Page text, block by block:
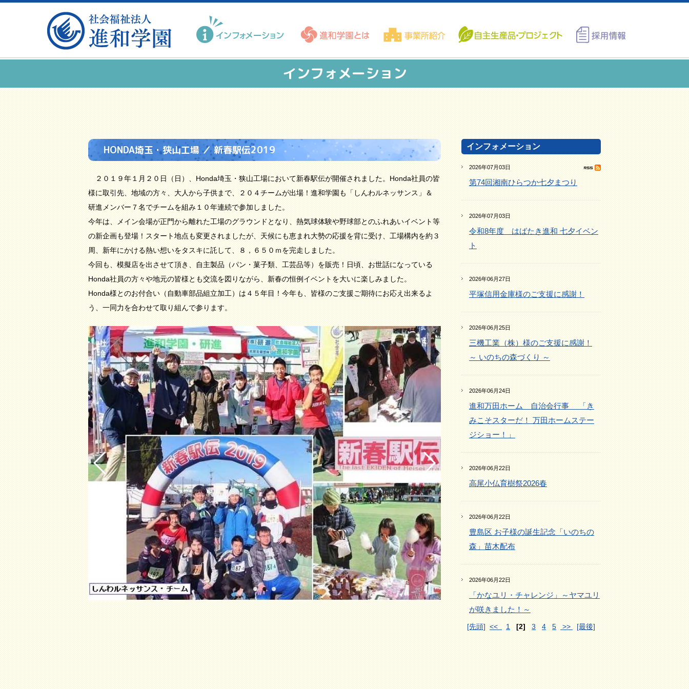
インフォメーション
HONDA埼玉・狭山工場 ／ 新春駅伝2019
２０１９年１月２０日（日）、Honda埼玉・狭山工場において新春駅伝が開催されました。Honda社員の皆
様に取引先、地域の方々、大人から子供まで、２０４チームが出場！進和学園も「しんわルネッサンス」＆
研進メンバー７名でチームを組み１０年連続で参加しました。
今年は、メイン会場が正門から離れた工場のグラウンドとなり、熱気球体験や野球部とのふれあいイベント等
の新企画も登場！スタート地点も変更されましたが、天候にも恵まれ大勢の応援を背に受け、工場構内を約３
周、新年にかける熱い想いをタスキに託して、８，６５０ｍを完走しました。
今回も、模擬店を出させて頂き、自主製品（パン・菓子類、工芸品等）を販売！日頃、お世話になっている
Honda社員の方々や地元の皆様とも交流を図りながら、新春の恒例イベントを大いに楽しみました。
Honda様とのお付合い（自動車部品組立加工）は４５年目！今年も、皆様のご支援ご期待にお応え出来るよ
う、一同力を合わせて取り組んで参ります。
インフォメーション
2026年07月03日
第74回湘南ひらつか七夕まつり
2026年07月03日
令和8年度 はばたき進和 七夕イベン
ト
2026年06月27日
平塚信用金庫様のご支援に感謝！
2026年06月25日
三機工業（株）様のご支援に感謝！
～ いのちの森づくり ～
2026年06月24日
進和万田ホーム 自治会行事 「き
みこそスターだ！ 万田ホームステー
ジショー！」
2026年06月22日
高尾小仏育樹祭2026春
2026年06月22日
豊島区 お子様の誕生記念「いのちの
森」苗木配布
2026年06月22日
「かなユリ・チャレンジ」～ヤマユリ
が咲きました！～
[先頭] << 1 [2] 3 4 5 >> [最後]